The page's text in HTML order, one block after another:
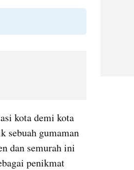
kota demi kota
sebuah gumaman
dan semurah ini
penikmat